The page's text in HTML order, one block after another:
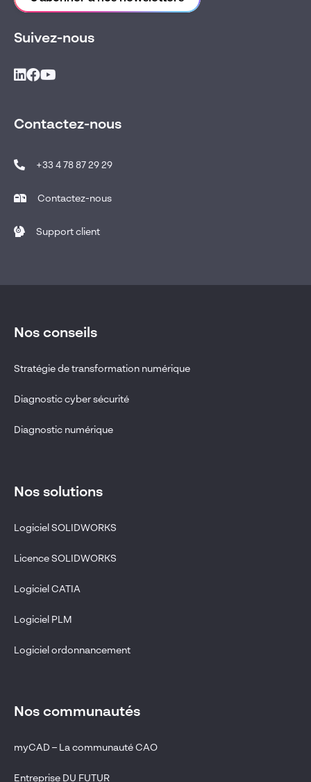
Suivez-nous
Contactez-nous
+33 4 78 87 29 29
Contactez-nous
Support client
Nos conseils
Stratégie de transformation numérique
Diagnostic cyber sécurité
Diagnostic numérique
Nos solutions
Logiciel SOLIDWORKS
Licence SOLIDWORKS
Logiciel CATIA
Logiciel PLM
Logiciel ordonnancement
Nos communautés
myCAD – La communauté CAO
Entreprise DU FUTUR